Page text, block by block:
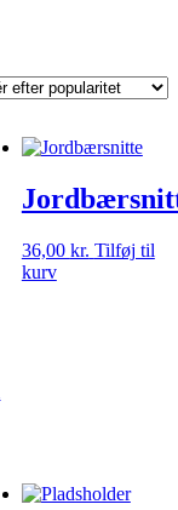
36,00 kr. Tilføj til
kurv